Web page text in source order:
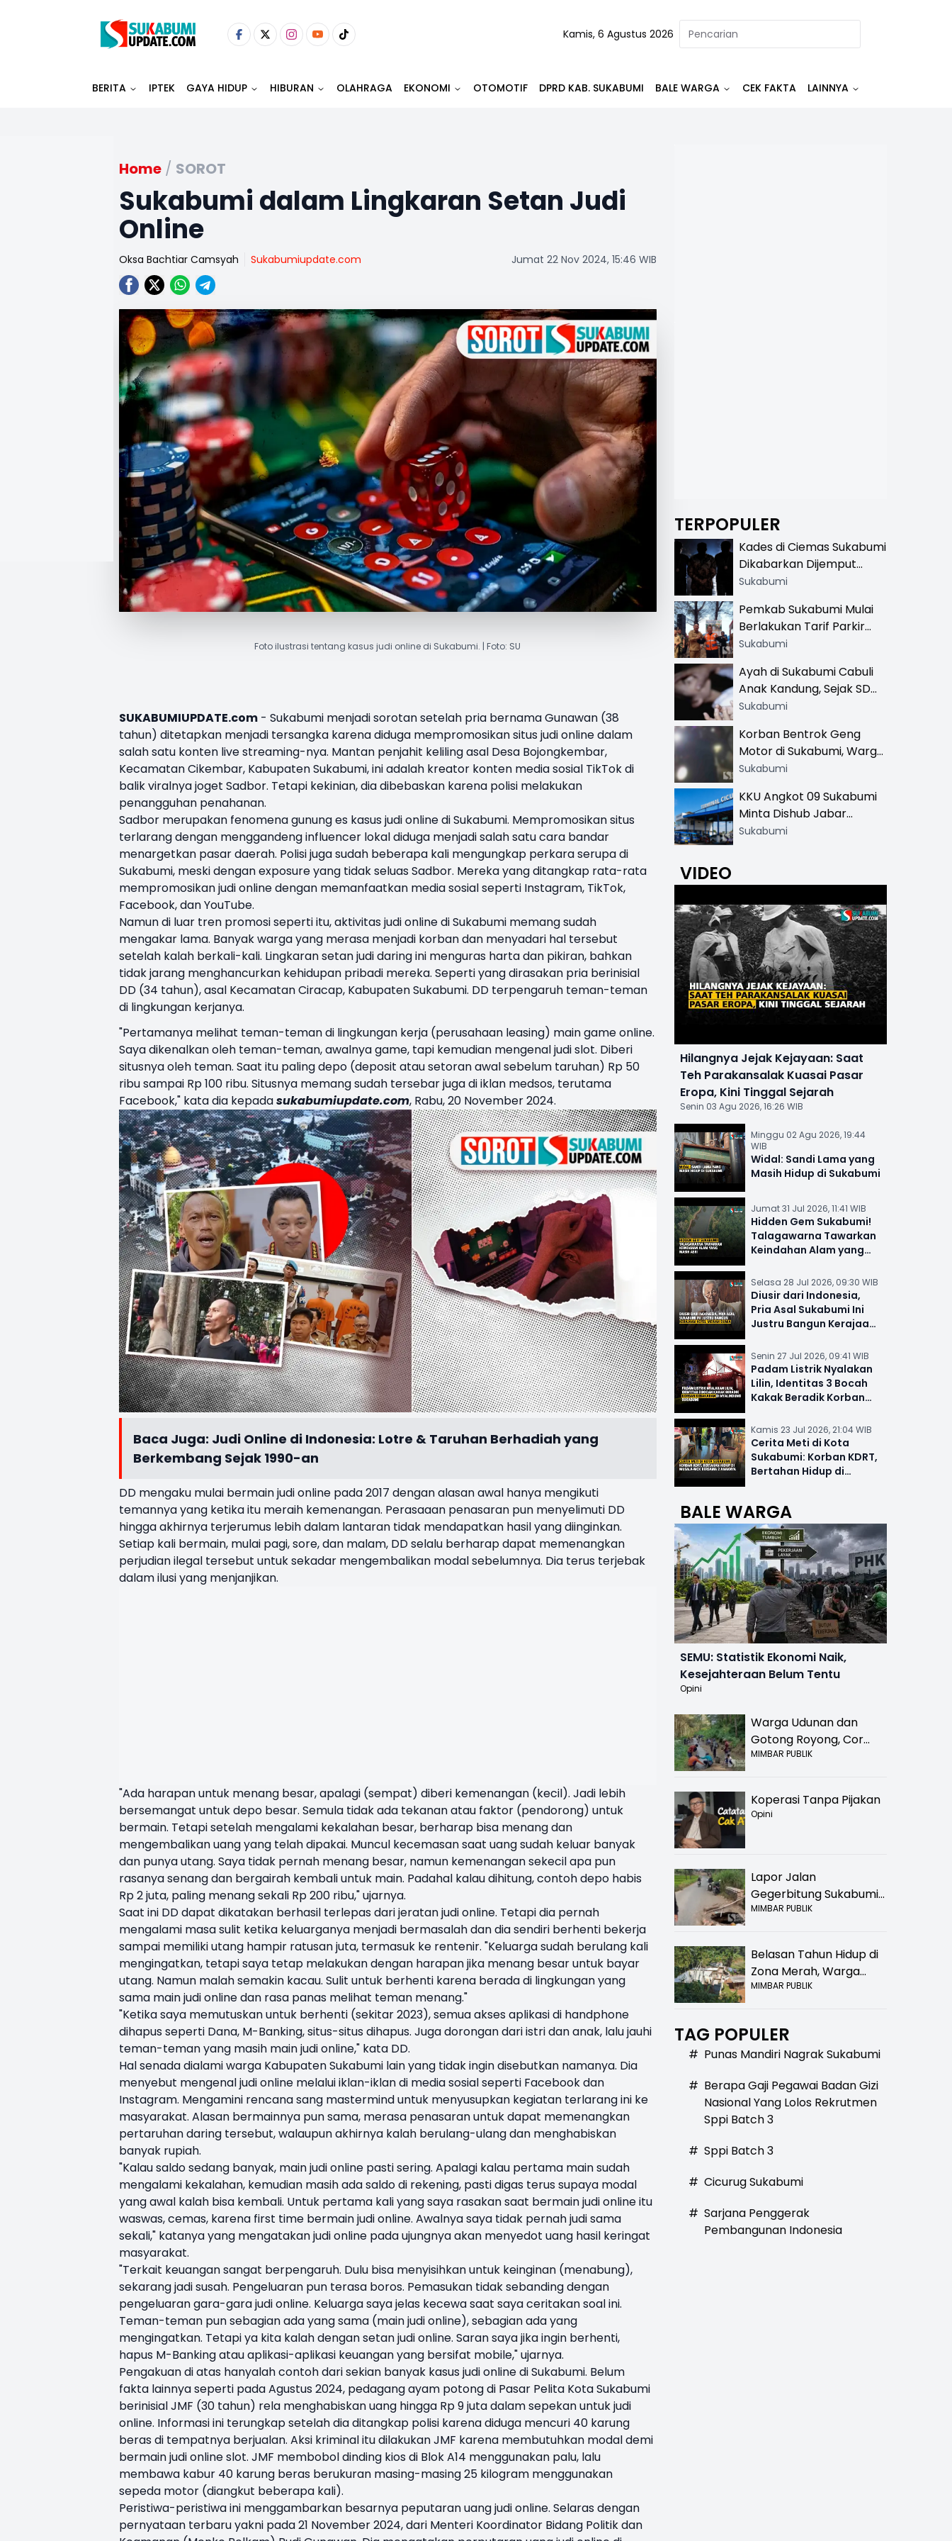
Kamis, 6 Agustus 2026
BERITA IPTEK GAYA HIDUP HIBURAN OLAHRAGA EKONOMI OTOMOTIF DPRD KAB. SUKABUMI BALE WARGA CEK FAKTA LAINNYA
Home / SOROT
Sukabumi dalam Lingkaran Setan Judi
Online
Oksa Bachtiar Camsyah Sukabumiupdate.com Jumat 22 Nov 2024, 15:46 WIB
Foto ilustrasi tentang kasus judi online di Sukabumi. | Foto: SU
SUKABUMIUPDATE.com - Sukabumi menjadi sorotan setelah pria bernama Gunawan (38
tahun) ditetapkan menjadi tersangka karena diduga mempromosikan situs judi online dalam
salah satu konten live streaming-nya. Mantan penjahit keliling asal Desa Bojongkembar,
Kecamatan Cikembar, Kabupaten Sukabumi, ini adalah kreator konten media sosial TikTok di
balik viralnya joget Sadbor. Tetapi kekinian, dia dibebaskan karena polisi melakukan
penangguhan penahanan.
Sadbor merupakan fenomena gunung es kasus judi online di Sukabumi. Mempromosikan situs
terlarang dengan menggandeng influencer lokal diduga menjadi salah satu cara bandar
menargetkan pasar daerah. Polisi juga sudah beberapa kali mengungkap perkara serupa di
Sukabumi, meski dengan exposure yang tidak seluas Sadbor. Mereka yang ditangkap rata-rata
mempromosikan judi online dengan memanfaatkan media sosial seperti Instagram, TikTok,
Facebook, dan YouTube.
Namun di luar tren promosi seperti itu, aktivitas judi online di Sukabumi memang sudah
mengakar lama. Banyak warga yang merasa menjadi korban dan menyadari hal tersebut
setelah kalah berkali-kali. Lingkaran setan judi daring ini menguras harta dan pikiran, bahkan
tidak jarang menghancurkan kehidupan pribadi mereka. Seperti yang dirasakan pria berinisial
DD (34 tahun), asal Kecamatan Ciracap, Kabupaten Sukabumi. DD terpengaruh teman-teman
di lingkungan kerjanya.
"Pertamanya melihat teman-teman di lingkungan kerja (perusahaan leasing) main game online.
Saya dikenalkan oleh teman-teman, awalnya game, tapi kemudian mengenal judi slot. Diberi
situsnya oleh teman. Saat itu paling depo (deposit atau setoran awal sebelum taruhan) Rp 50
ribu sampai Rp 100 ribu. Situsnya memang sudah tersebar juga di iklan medsos, terutama
Facebook," kata dia kepadasukabumiupdate.com, Rabu, 20 November 2024.
Baca Juga: Judi Online di Indonesia: Lotre & Taruhan Berhadiah yang
Berkembang Sejak 1990-an
DD mengaku mulai bermain judi online pada 2017 dengan alasan awal hanya mengikuti
temannya yang ketika itu meraih kemenangan. Perasaaan penasaran pun menyelimuti DD
hingga akhirnya terjerumus lebih dalam lantaran tidak mendapatkan hasil yang diinginkan.
Setiap kali bermain, mulai pagi, sore, dan malam, DD selalu berharap dapat memenangkan
perjudian ilegal tersebut untuk sekadar mengembalikan modal sebelumnya. Dia terus terjebak
dalam ilusi yang menjanjikan.
"Ada harapan untuk menang besar, apalagi (sempat) diberi kemenangan (kecil). Jadi lebih
bersemangat untuk depo besar. Semula tidak ada tekanan atau faktor (pendorong) untuk
bermain. Tetapi setelah mengalami kekalahan besar, berharap bisa menang dan
mengembalikan uang yang telah dipakai. Muncul kecemasan saat uang sudah keluar banyak
dan punya utang. Saya tidak pernah menang besar, namun kemenangan sekecil apa pun
rasanya senang dan bergairah kembali untuk main. Padahal kalau dihitung, contoh depo habis
Rp 2 juta, paling menang sekali Rp 200 ribu," ujarnya.
Saat ini DD dapat dikatakan berhasil terlepas dari jeratan judi online. Tetapi dia pernah
mengalami masa sulit ketika keluarganya menjadi bermasalah dan dia sendiri berhenti bekerja
sampai memiliki utang hampir ratusan juta, termasuk ke rentenir. "Keluarga sudah berulang kali
mengingatkan, tetapi saya tetap melakukan dengan harapan jika menang besar untuk bayar
utang. Namun malah semakin kacau. Sulit untuk berhenti karena berada di lingkungan yang
sama main judi online dan rasa panas melihat teman menang."
"Ketika saya memutuskan untuk berhenti (sekitar 2023), semua akses aplikasi di handphone
dihapus seperti Dana, M-Banking, situs-situs dihapus. Juga dorongan dari istri dan anak, lalu jauhi
teman-teman yang masih main judi online," kata DD.
Hal senada dialami warga Kabupaten Sukabumi lain yang tidak ingin disebutkan namanya. Dia
menyebut mengenal judi online melalui iklan-iklan di media sosial seperti Facebook dan
Instagram. Mengamini rencana sang mastermind untuk menyusupkan kegiatan terlarang ini ke
masyarakat. Alasan bermainnya pun sama, merasa penasaran untuk dapat memenangkan
pertaruhan daring tersebut, walaupun akhirnya kalah berulang-ulang dan menghabiskan
banyak rupiah.
"Kalau saldo sedang banyak, main judi online pasti sering. Apalagi kalau pertama main sudah
mengalami kekalahan, kemudian masih ada saldo di rekening, pasti digas terus supaya modal
yang awal kalah bisa kembali. Untuk pertama kali yang saya rasakan saat bermain judi online itu
waswas, cemas, karena first time bermain judi online. Awalnya saya tidak pernah judi sama
sekali," katanya yang mengatakan judi online pada ujungnya akan menyedot uang hasil keringat
masyarakat.
"Terkait keuangan sangat berpengaruh. Dulu bisa menyisihkan untuk keinginan (menabung),
sekarang jadi susah. Pengeluaran pun terasa boros. Pemasukan tidak sebanding dengan
pengeluaran gara-gara judi online. Keluarga saya jelas kecewa saat saya ceritakan soal ini.
Teman-teman pun sebagian ada yang sama (main judi online), sebagian ada yang
mengingatkan. Tetapi ya kita kalah dengan setan judi online. Saran saya jika ingin berhenti,
hapus M-Banking atau aplikasi-aplikasi keuangan yang bersifat mobile," ujarnya.
Pengakuan di atas hanyalah contoh dari sekian banyak kasus judi online di Sukabumi. Belum
fakta lainnya seperti pada Agustus 2024, pedagang ayam potong di Pasar Pelita Kota Sukabumi
berinisial JMF (30 tahun) rela menghabiskan uang hingga Rp 9 juta dalam sepekan untuk judi
online. Informasi ini terungkap setelah dia ditangkap polisi karena diduga mencuri 40 karung
beras di tempatnya berjualan. Aksi kriminal itu dilakukan JMF karena membutuhkan modal demi
bermain judi online slot. JMF membobol dinding kios di Blok A14 menggunakan palu, lalu
membawa kabur 40 karung beras berukuran masing-masing 25 kilogram menggunakan
sepeda motor (diangkut beberapa kali).
Peristiwa-peristiwa ini menggambarkan besarnya peputaran uang judi online. Selaras dengan
pernyataan terbaru yakni pada 21 November 2024, dari Menteri Koordinator Bidang Politik dan
TERPOPULER
Kades di Ciemas Sukabumi
Dikabarkan Dijemput
Satnarkoba, Polisi
Sukabumi
Pemkab Sukabumi Mulai
Berlakukan Tarif Parkir
Resmi di 13 Lokasi Wisata,
Khusus
Sukabumi
Ayah di Sukabumi Cabuli
Anak Kandung, Sejak SD
Hingga SMA
Sukabumi
Korban Bentrok Geng
Motor di Sukabumi, Warga
dan Sopir Tangki
Sukabumi
KKU Angkot 09 Sukabumi
Minta Dishub Jabar
Tertibkan Trayek Ciawi-
Sukabumi
VIDEO
Hilangnya Jejak Kejayaan: Saat
Teh Parakansalak Kuasai Pasar
Eropa, Kini Tinggal Sejarah
Senin 03 Agu 2026, 16:26 WIB
Minggu 02 Agu 2026, 19:44
WIB
Widal: Sandi Lama yang
Masih Hidup di Sukabumi
Jumat 31 Jul 2026, 11:41 WIB
Hidden Gem Sukabumi!
Talagawarna Tawarkan
Keindahan Alam yang
Selasa 28 Jul 2026, 09:30 WIB
Diusir dari Indonesia,
Pria Asal Sukabumi Ini
Justru Bangun Kerajaan
Senin 27 Jul 2026, 09:41 WIB
Padam Listrik Nyalakan
Lilin, Identitas 3 Bocah
Kakak Beradik Korban
Kamis 23 Jul 2026, 21:04 WIB
Cerita Meti di Kota
Sukabumi: Korban KDRT,
Bertahan Hidup di
BALE WARGA
SEMU: Statistik Ekonomi Naik,
Kesejahteraan Belum Tentu
Opini
Warga Udunan dan
Gotong Royong, Cor
Jalan Hancur di
MIMBAR PUBLIK
Koperasi Tanpa Pijakan
Opini
Lapor Jalan
Gegerbitung Sukabumi
Bolong! Bahaya Bagi
MIMBAR PUBLIK
Belasan Tahun Hidup di
Zona Merah, Warga
Kampung Nangewer
Relokasi
MIMBAR PUBLIK
TAG POPULER
# Punas Mandiri Nagrak Sukabumi
# Berapa Gaji Pegawai Badan Gizi
Nasional Yang Lolos Rekrutmen
Sppi Batch 3
# Sppi Batch 3
# Cicurug Sukabumi
# Sarjana Penggerak
Pembangunan Indonesia